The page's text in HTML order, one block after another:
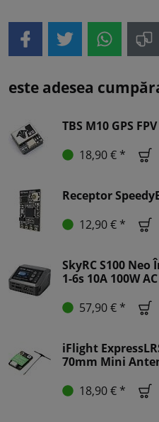
este adesea
TBS M10 GPS
18,90 € *
Receptor
12,90 € *
SkyRC S100
1-6s 10A 100W AC
57,90 € *
iFlight
70mm Mini
18,90 € *